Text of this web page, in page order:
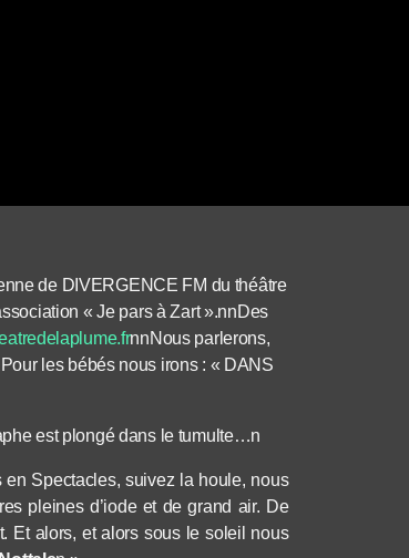
de DIVERGENCE FM du théâtre
« Je pars à Zart ».nnDes
nnNous parlerons,
Pour les bébés nous irons : « DANS
est plongé dans le tumulte…n
Spectacles, suivez la houle, nous
pleines d’iode et de grand air. De
Et alors, et alors sous le soleil nous